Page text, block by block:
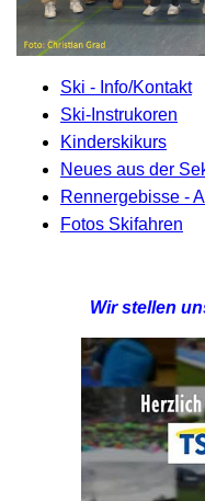
Ski - Info/Kontakt
Ski-Instrukoren
Kinderskikurs
Neues aus der
Rennergebisse -
Fotos Skifahren
Wir stellen